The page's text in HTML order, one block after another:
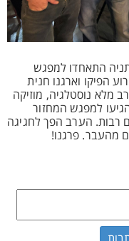
התאחדו למפגש
הפיקו וארגנו חנית
מלא נוסטלגיה, מוזיקה
ובוגרים הגיעו למפגש המחזור
רבות. הערב הפך לחגיגה
מהעבר. פרגנו!